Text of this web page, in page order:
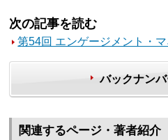
次の記事を読む
第54回 エンゲージメント・
バックナン
関連するページ・著者紹介